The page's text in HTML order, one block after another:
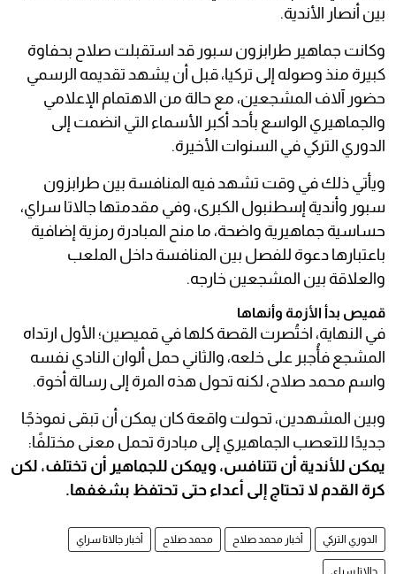
بين أنصار الأندية.
وكانت جماهير طرابزون سبور قد استقبلت صلاح بحفاوة
كبيرة منذ وصوله إلى تركيا، قبل أن يشهد تقديمه الرسمي
حضور آلاف المشجعين، مع حالة من الاهتمام الإعلامي
والجماهيري الواسع بأحد أكبر الأسماء التي انضمت إلى
الدوري التركي في السنوات الأخيرة.
ويأتي ذلك في وقت تشهد فيه المنافسة بين طرابزون
سبور وأندية إسطنبول الكبرى، وفي مقدمتها جالاتا سراي،
حساسية جماهيرية واضحة، ما منح المبادرة رمزية إضافية
باعتبارها دعوة للفصل بين المنافسة داخل الملعب
والعلاقة بين المشجعين خارجه.
قميص بدأ الأزمة وأنهاها
في النهاية، اختُصرت القصة كلها في قميصين؛ الأول ارتداه
المشجع فأُجبر على خلعه، والثاني حمل ألوان النادي نفسه
واسم محمد صلاح، لكنه تحول هذه المرة إلى رسالة أخوة.
وبين المشهدين، تحولت واقعة كان يمكن أن تبقى نموذجًا
جديدًا للتعصب الجماهيري إلى مبادرة تحمل معنى مختلفًا:
يمكن للأندية أن تتنافس، ويمكن للجماهير أن تختلف، لكن
كرة القدم لا تحتاج إلى أعداء حتى تحتفظ بشغفها.
الدوري التركي أخبار محمد صلاح محمد صلاح أخبار جالاتا سراي
جالاتا سراي